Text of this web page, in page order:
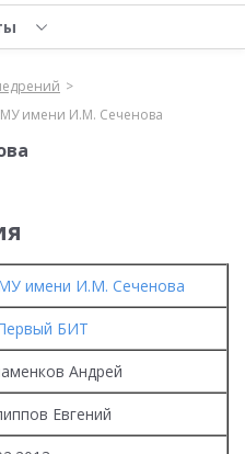
имени И.М. Сеченова
имени И.М. Сеченова
БИТ
Андрей
Евгений